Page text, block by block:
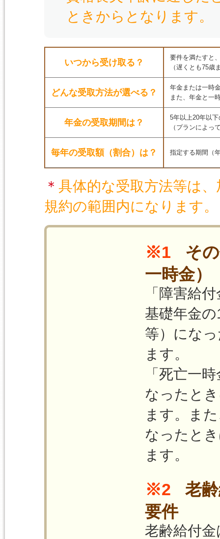
ときからとなります。
いつから受け取る？
要件を満たすと
（遅くとも75歳
どんな受取方法が選べる？
年金または一時
また、年金と一
年金の受取期間は？
5年以上20年以
（プランによっ
毎年の受取額（割合）は？ 指定する期間（
＊ 具体的な受取方法等は
規約の範囲内になります。
※1 そ
一時金）
「障害給
基礎年金
等）にな
ます。
「死亡一
なったと
ます。ま
なったと
ます。
※2 老
要件
老齢給付